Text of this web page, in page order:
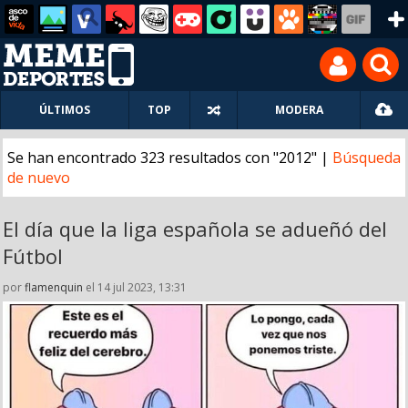
ÚLTIMOS TOP MODERA
Se han encontrado 323 resultados con "2012" | Búsqueda
de nuevo
El día que la liga española se adueñó del
Fútbol
porflamenquin el 14 jul 2023, 13:31